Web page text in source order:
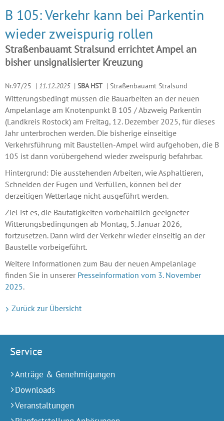
B 105: Verkehr kann bei Parkentin
wieder zweispurig rollen
Straßenbauamt Stralsund errichtet Ampel an
bisher unsignalisierter Kreuzung
Nr.97/25 | 11.12.2025 | SBA HST | Straßenbauamt Stralsund
Witterungsbedingt müssen die Bauarbeiten an der neuen
Ampelanlage am Knotenpunkt B 105 / Abzweig Parkentin
(Landkreis Rostock) am Freitag, 12. Dezember 2025, für dieses
Jahr unterbrochen werden. Die bisherige einseitige
Verkehrsführung mit Baustellen-Ampel wird aufgehoben, die B
105 ist dann vorübergehend wieder zweispurig befahrbar.
Hintergrund: Die ausstehenden Arbeiten, wie Asphaltieren,
Schneiden der Fugen und Verfüllen, können bei der
derzeitigen Wetterlage nicht ausgeführt werden.
Ziel ist es, die Bautätigkeiten vorbehaltlich geeigneter
Witterungsbedingungen ab Montag, 5. Januar 2026,
fortzusetzen. Dann wird der Verkehr wieder einseitig an der
Baustelle vorbeigeführt.
Weitere Informationen zum Bau der neuen Ampelanlage
finden Sie in unserer Presseinformation vom 3. November
2025.
Zurück zur Übersicht
Service
Anträge & Genehmigungen
Downloads
Veranstaltungen